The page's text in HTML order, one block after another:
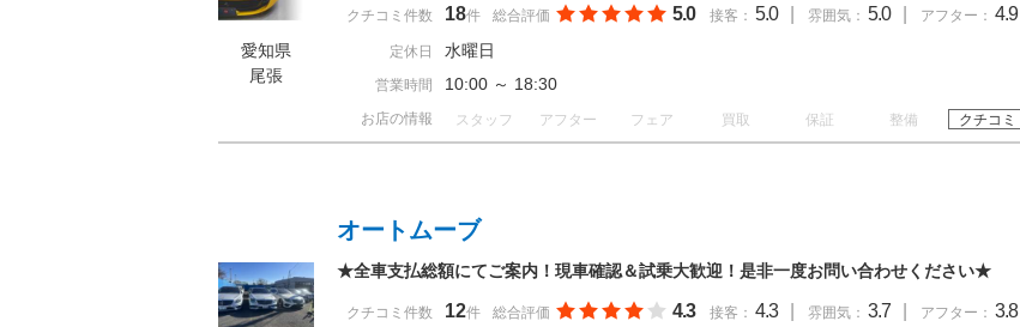
愛知県
尾張
クチコミ件数 18件 総合評価 5.0 接客： 5.0 雰囲気： 5.0 アフター： 4.9
定休日 水曜日
営業時間 10:00 ～ 18:30
お店の情報 スタッフ アフター フェア 買取 保証 整備 クチコミ
オートムーブ
★全車支払総額にてご案内！現車確認＆試乗大歓迎！是非一度お問い合わせください★
クチコミ件数 12件 総合評価 4.3 接客： 4.3 雰囲気： 3.7 アフター： 3.8